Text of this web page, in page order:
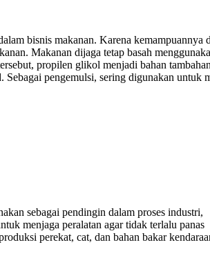
bisnis makanan. Karena
Makanan dijaga tetap basah
propilen glikol menjadi bahan
Sebagai pengemulsi, sering digunakan untuk
sebagai pendingin dalam proses industri,
menjaga peralatan agar tidak terlalu panas
perekat, cat, dan bahan bakar